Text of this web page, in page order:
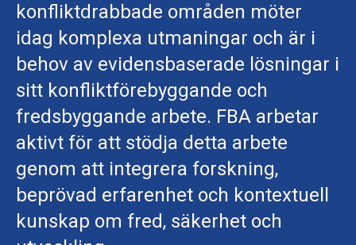
konfliktdrabbade områden möter
idag komplexa utmaningar och är i
behov av evidensbaserade lösningar i
sitt konfliktförebyggande och
fredsbyggande arbete. FBA arbetar
aktivt för att stödja detta arbete
genom att integrera forskning,
beprövad erfarenhet och kontextuell
kunskap om fred, säkerhet och